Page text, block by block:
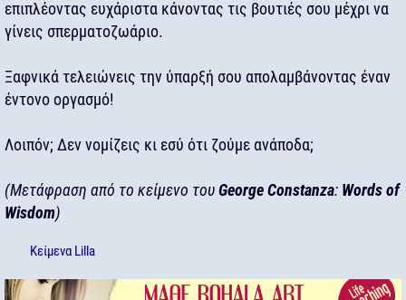
επιπλέοντας ευχάριστα κάνοντας τις βουτιές σου μέχρι να
γίνεις σπερματοζωάριο.
Ξαφνικά τελειώνεις την ύπαρξή σου απολαμβάνοντας έναν
έντονο οργασμό!
Λοιπόν; Δεν νομίζεις κι εσύ ότι ζούμε ανάποδα;
(Μετάφραση από το κείμενο τουGeorge Constanza: Words of
Wisdom)
Κείμενα Lilla